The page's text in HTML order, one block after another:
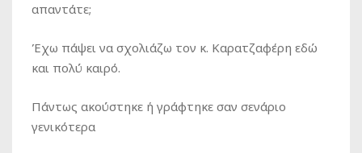
απαντάτε;
Έχω πάψει να σχολιάζω τον κ. Καρατζαφέρη εδώ
και πολύ καιρό.
Πάντως ακούστηκε ή γράφτηκε σαν σενάριο
γενικότερα